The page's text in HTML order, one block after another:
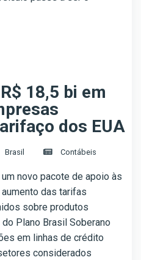
18,5 bi em
dos EUA
Brasil Contábeis
novo pacote de apoio às
das tarifas
sobre produtos
Plano Brasil Soberano
em linhas de crédito
considerados